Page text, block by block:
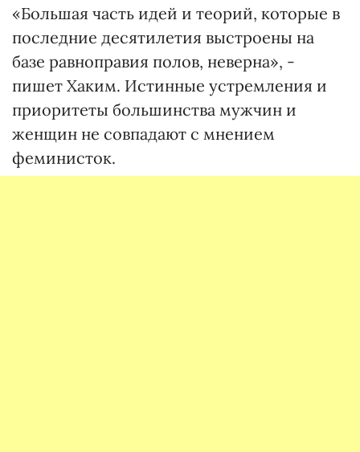
«Большая часть идей и теорий, которые в
последние десятилетия выстроены на
базе равноправия полов, неверна», -
пишет Хаким. Истинные устремления и
приоритеты большинства мужчин и
женщин не совпадают с мнением
феминисток.